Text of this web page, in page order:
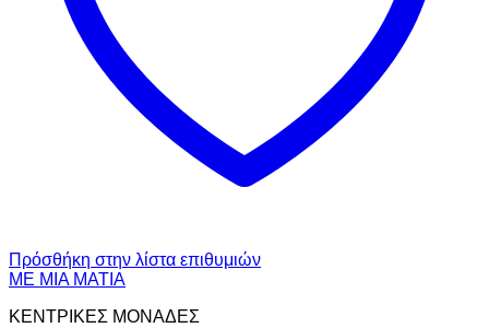
Πρόσθήκη στην λίστα επιθυμιών
ΜΕ ΜΙΑ ΜΑΤΙΑ
ΚΕΝΤΡΙΚΕΣ ΜΟΝΑΔΕΣ